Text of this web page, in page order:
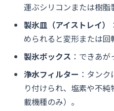
運ぶシリコンまたは樹脂
製氷皿（アイストレイ）
められると変形または回
製氷ボックス ：できあが
浄水フィルター ：タン
り付けられ、塩素や不
載機種のみ）。